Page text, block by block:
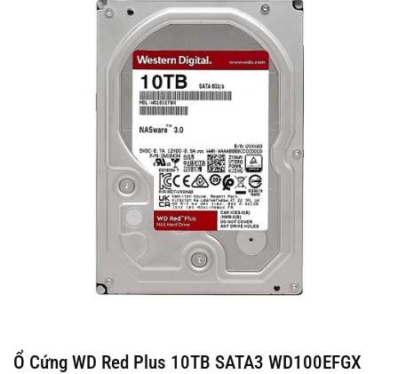
Ổ Cứng WD Red Plus 10TB SATA3 WD100EFGX